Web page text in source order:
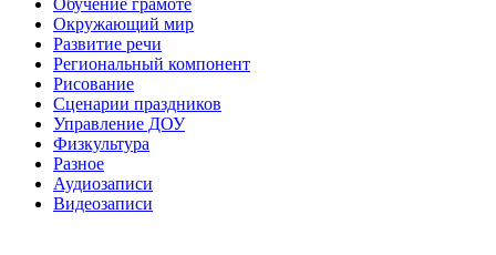
Окружающий мир
Развитие речи
Региональный компонент
Рисование
Сценарии праздников
Управление ДОУ
Физкультура
Разное
Аудиозаписи
Видеозаписи